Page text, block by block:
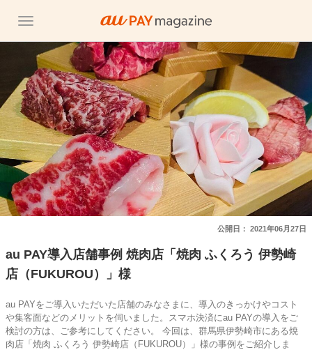
公開日： 2021年06月27日
au PAY導入店舗事例 焼肉店「焼肉 ふくろう 伊勢崎
店（FUKUROU）」様
au PAYをご導入いただいた店舗のみなさまに、導入のきっかけやコスト
や集客面などのメリットを伺いました。スマホ決済にau PAYの導入をご
検討の方は、ご参考にしてください。 今回は、群馬県伊勢崎市にある焼
肉店「焼肉 ふくろう 伊勢崎店（FUKUROU）」様の事例をご紹介しま